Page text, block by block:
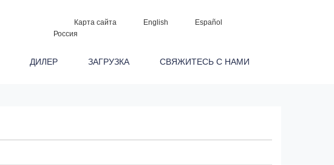
Карта сайта English
Español
Россия
ДИЛЕР ЗАГРУЗКА СВЯЖИТЕСЬ С НАМИ